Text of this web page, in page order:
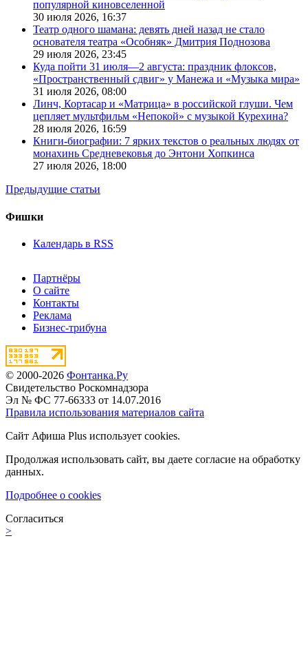
популярной киновселенной
30 июля 2026, 16:37
Театр одного шамана: девять дней назад не стало
основателя театра «Особняк» Дмитрия Поднозова
29 июля 2026, 23:45
Куда пойти 31 июля—2 августа: праздник флоксов,
«Пространственный сдвиг» у Манежа и «Музыка мира»
31 июля 2026, 08:00
Линч, Кортасар и «Матрица» в российской глуши. Чем
цепляет мультфильм «Непокой» с музыкой Курехина?
28 июля 2026, 16:59
Книги-биографии: 7 ярких текстов о реальных людях от
монахинь Средневековья до Энтони Хопкинса
27 июля 2026, 18:00
Предыдущие статьи
Фишки
Календарь в RSS
Партнёры
О сайте
Контакты
Реклама
Бизнес-трибуна
© 2000-2026 Фонтанка.Ру
Свидетельство Роскомнадзора
Эл № ФС 77-66333 от 14.07.2016
Правила использования материалов сайта
Сайт Афиша Plus использует cookies.
Продолжая использовать сайт, вы даете согласие на обработку
данных.
Подробнее о cookies
Согласиться
>